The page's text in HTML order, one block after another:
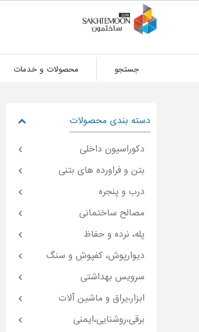
جستجو محصولات و خدمات
دسته بندی محصولات
دکوراسیون داخلی
بتن و فراورده های بتنی
درب و پنجره
مصالح ساختمانی
پله، نرده و حفاظ
دیوارپوش، کفپوش و سنگ
سرویس بهداشتی
ابزار،یراق و ماشین آلات
برقی،روشنایی،ایمنی